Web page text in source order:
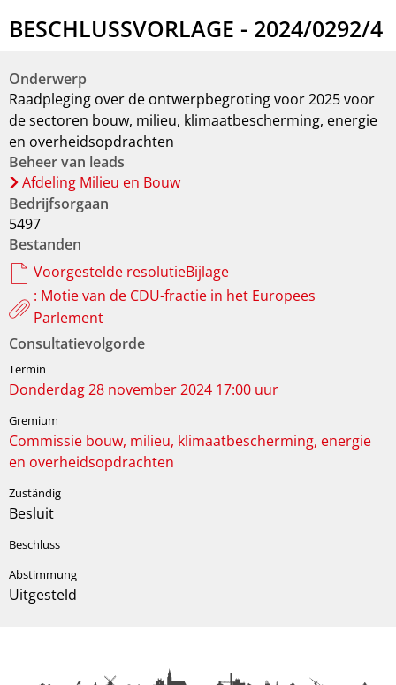
BESCHLUSSVORLAGE - 2024/0292/4
Onderwerp
Raadpleging over de ontwerpbegroting voor 2025 voor
de sectoren bouw, milieu, klimaatbescherming, energie
en overheidsopdrachten
Beheer van leads
Afdeling Milieu en Bouw
Bedrijfsorgaan
5497
Bestanden
Voorgestelde resolutieBijlage
: Motie van de CDU-fractie in het Europees
Parlement
Consultatievolgorde
Donderdag 28 november 2024 17:00 uur
Commissie bouw, milieu, klimaatbescherming, energie
en overheidsopdrachten
Besluit
Uitgesteld